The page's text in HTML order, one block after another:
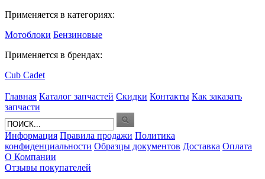
Применяется в категориях:
Мотоблоки Бензиновые
Применяется в брендах:
Cub Cadet
Главная Каталог запчастей Скидки Контакты Как заказать
запчасти
Информация Правила продажи Политика
конфиденциальности Образцы документов Доставка Оплата
О Компании
Отзывы покупателей